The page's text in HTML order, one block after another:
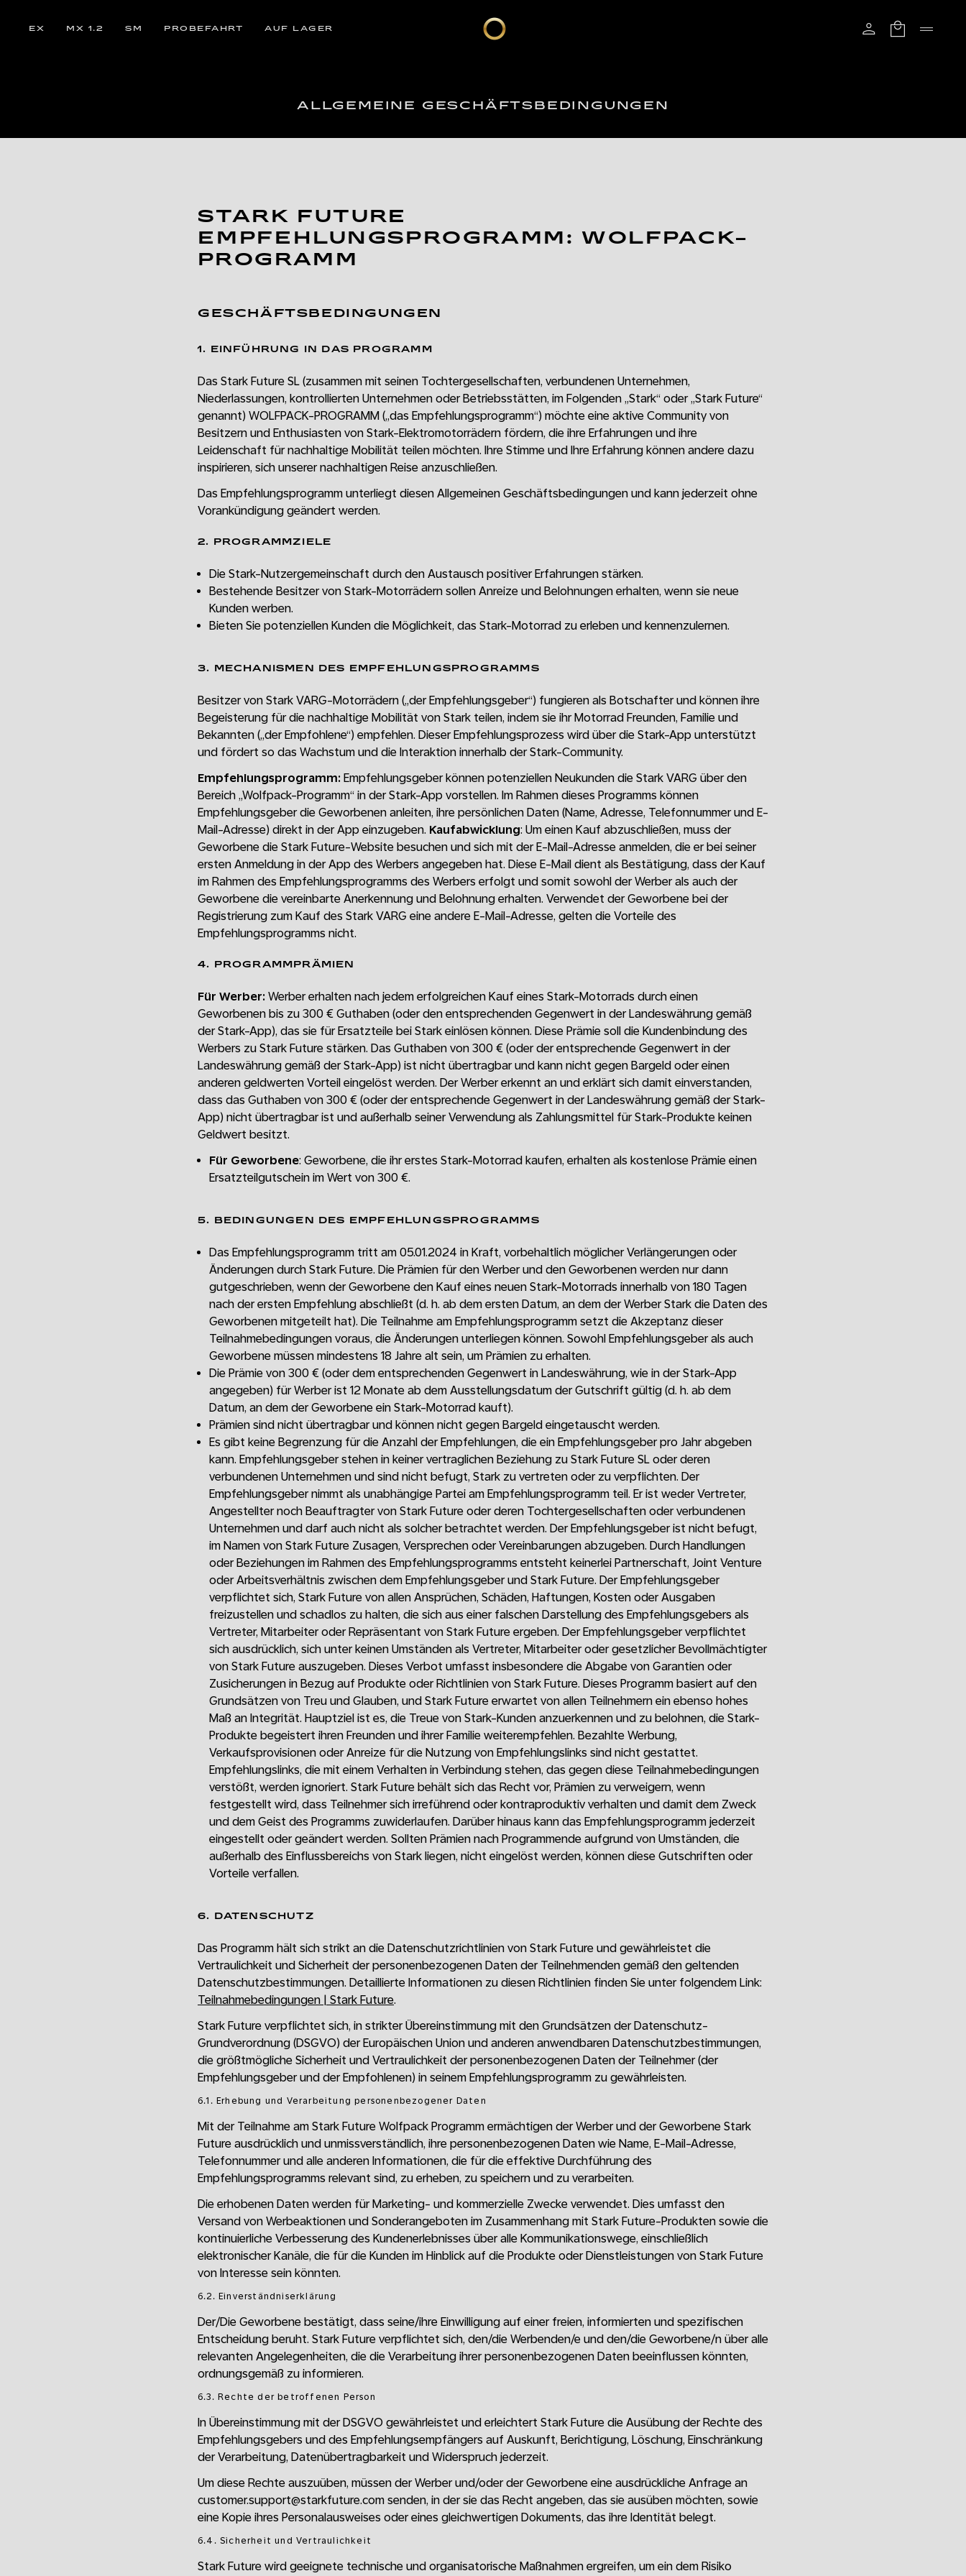
EX MX 1.2 SM PROBEFAHRT AUF LAGER
ALLGEMEINE GESCHÄFTSBEDINGUNGEN
STARK FUTURE
EMPFEHLUNGSPROGRAMM: WOLFPACK-
PROGRAMM
GESCHÄFTSBEDINGUNGEN
1. EINFÜHRUNG IN DAS PROGRAMM
Das Stark Future SL (zusammen mit seinen Tochtergesellschaften, verbundenen Unternehmen,
Niederlassungen, kontrollierten Unternehmen oder Betriebsstätten, im Folgenden „Stark“ oder „Stark Future“
genannt) WOLFPACK-PROGRAMM („das Empfehlungsprogramm“) möchte eine aktive Community von
Besitzern und Enthusiasten von Stark-Elektromotorrädern fördern, die ihre Erfahrungen und ihre
Leidenschaft für nachhaltige Mobilität teilen möchten. Ihre Stimme und Ihre Erfahrung können andere dazu
inspirieren, sich unserer nachhaltigen Reise anzuschließen.
Das Empfehlungsprogramm unterliegt diesen Allgemeinen Geschäftsbedingungen und kann jederzeit ohne
Vorankündigung geändert werden.
2. PROGRAMMZIELE
Die Stark-Nutzergemeinschaft durch den Austausch positiver Erfahrungen stärken.
Bestehende Besitzer von Stark-Motorrädern sollen Anreize und Belohnungen erhalten, wenn sie neue
Kunden werben.
Bieten Sie potenziellen Kunden die Möglichkeit, das Stark-Motorrad zu erleben und kennenzulernen.
3. MECHANISMEN DES EMPFEHLUNGSPROGRAMMS
Besitzer von Stark VARG-Motorrädern („der Empfehlungsgeber“) fungieren als Botschafter und können ihre
Begeisterung für die nachhaltige Mobilität von Stark teilen, indem sie ihr Motorrad Freunden, Familie und
Bekannten („der Empfohlene“) empfehlen. Dieser Empfehlungsprozess wird über die Stark-App unterstützt
und fördert so das Wachstum und die Interaktion innerhalb der Stark-Community.
Empfehlungsprogramm: Empfehlungsgeber können potenziellen Neukunden die Stark VARG über den
Bereich „Wolfpack-Programm“ in der Stark-App vorstellen. Im Rahmen dieses Programms können
Empfehlungsgeber die Geworbenen anleiten, ihre persönlichen Daten (Name, Adresse, Telefonnummer und E-
Mail-Adresse) direkt in der App einzugeben. Kaufabwicklung: Um einen Kauf abzuschließen, muss der
Geworbene die Stark Future-Website besuchen und sich mit der E-Mail-Adresse anmelden, die er bei seiner
ersten Anmeldung in der App des Werbers angegeben hat. Diese E-Mail dient als Bestätigung, dass der Kauf
im Rahmen des Empfehlungsprogramms des Werbers erfolgt und somit sowohl der Werber als auch der
Geworbene die vereinbarte Anerkennung und Belohnung erhalten. Verwendet der Geworbene bei der
Registrierung zum Kauf des Stark VARG eine andere E-Mail-Adresse, gelten die Vorteile des
Empfehlungsprogramms nicht.
4. PROGRAMMPRÄMIEN
Für Werber: Werber erhalten nach jedem erfolgreichen Kauf eines Stark-Motorrads durch einen
Geworbenen bis zu 300 € Guthaben (oder den entsprechenden Gegenwert in der Landeswährung gemäß
der Stark-App), das sie für Ersatzteile bei Stark einlösen können. Diese Prämie soll die Kundenbindung des
Werbers zu Stark Future stärken. Das Guthaben von 300 € (oder der entsprechende Gegenwert in der
Landeswährung gemäß der Stark-App) ist nicht übertragbar und kann nicht gegen Bargeld oder einen
anderen geldwerten Vorteil eingelöst werden. Der Werber erkennt an und erklärt sich damit einverstanden,
dass das Guthaben von 300 € (oder der entsprechende Gegenwert in der Landeswährung gemäß der Stark-
App) nicht übertragbar ist und außerhalb seiner Verwendung als Zahlungsmittel für Stark-Produkte keinen
Geldwert besitzt.
Für Geworbene: Geworbene, die ihr erstes Stark-Motorrad kaufen, erhalten als kostenlose Prämie einen
Ersatzteilgutschein im Wert von 300 €.
5. BEDINGUNGEN DES EMPFEHLUNGSPROGRAMMS
Das Empfehlungsprogramm tritt am 05.01.2024 in Kraft, vorbehaltlich möglicher Verlängerungen oder
Änderungen durch Stark Future. Die Prämien für den Werber und den Geworbenen werden nur dann
gutgeschrieben, wenn der Geworbene den Kauf eines neuen Stark-Motorrads innerhalb von 180 Tagen
nach der ersten Empfehlung abschließt (d. h. ab dem ersten Datum, an dem der Werber Stark die Daten des
Geworbenen mitgeteilt hat). Die Teilnahme am Empfehlungsprogramm setzt die Akzeptanz dieser
Teilnahmebedingungen voraus, die Änderungen unterliegen können. Sowohl Empfehlungsgeber als auch
Geworbene müssen mindestens 18 Jahre alt sein, um Prämien zu erhalten.
Die Prämie von 300 € (oder dem entsprechenden Gegenwert in Landeswährung, wie in der Stark-App
angegeben) für Werber ist 12 Monate ab dem Ausstellungsdatum der Gutschrift gültig (d. h. ab dem
Datum, an dem der Geworbene ein Stark-Motorrad kauft).
Prämien sind nicht übertragbar und können nicht gegen Bargeld eingetauscht werden.
Es gibt keine Begrenzung für die Anzahl der Empfehlungen, die ein Empfehlungsgeber pro Jahr abgeben
kann. Empfehlungsgeber stehen in keiner vertraglichen Beziehung zu Stark Future SL oder deren
verbundenen Unternehmen und sind nicht befugt, Stark zu vertreten oder zu verpflichten. Der
Empfehlungsgeber nimmt als unabhängige Partei am Empfehlungsprogramm teil. Er ist weder Vertreter,
Angestellter noch Beauftragter von Stark Future oder deren Tochtergesellschaften oder verbundenen
Unternehmen und darf auch nicht als solcher betrachtet werden. Der Empfehlungsgeber ist nicht befugt,
im Namen von Stark Future Zusagen, Versprechen oder Vereinbarungen abzugeben. Durch Handlungen
oder Beziehungen im Rahmen des Empfehlungsprogramms entsteht keinerlei Partnerschaft, Joint Venture
oder Arbeitsverhältnis zwischen dem Empfehlungsgeber und Stark Future. Der Empfehlungsgeber
verpflichtet sich, Stark Future von allen Ansprüchen, Schäden, Haftungen, Kosten oder Ausgaben
freizustellen und schadlos zu halten, die sich aus einer falschen Darstellung des Empfehlungsgebers als
Vertreter, Mitarbeiter oder Repräsentant von Stark Future ergeben. Der Empfehlungsgeber verpflichtet
sich ausdrücklich, sich unter keinen Umständen als Vertreter, Mitarbeiter oder gesetzlicher Bevollmächtigter
von Stark Future auszugeben. Dieses Verbot umfasst insbesondere die Abgabe von Garantien oder
Zusicherungen in Bezug auf Produkte oder Richtlinien von Stark Future. Dieses Programm basiert auf den
Grundsätzen von Treu und Glauben, und Stark Future erwartet von allen Teilnehmern ein ebenso hohes
Maß an Integrität. Hauptziel ist es, die Treue von Stark-Kunden anzuerkennen und zu belohnen, die Stark-
Produkte begeistert ihren Freunden und ihrer Familie weiterempfehlen. Bezahlte Werbung,
Verkaufsprovisionen oder Anreize für die Nutzung von Empfehlungslinks sind nicht gestattet.
Empfehlungslinks, die mit einem Verhalten in Verbindung stehen, das gegen diese Teilnahmebedingungen
verstößt, werden ignoriert. Stark Future behält sich das Recht vor, Prämien zu verweigern, wenn
festgestellt wird, dass Teilnehmer sich irreführend oder kontraproduktiv verhalten und damit dem Zweck
und dem Geist des Programms zuwiderlaufen. Darüber hinaus kann das Empfehlungsprogramm jederzeit
eingestellt oder geändert werden. Sollten Prämien nach Programmende aufgrund von Umständen, die
außerhalb des Einflussbereichs von Stark liegen, nicht eingelöst werden, können diese Gutschriften oder
Vorteile verfallen.
6. DATENSCHUTZ
Das Programm hält sich strikt an die Datenschutzrichtlinien von Stark Future und gewährleistet die
Vertraulichkeit und Sicherheit der personenbezogenen Daten der Teilnehmenden gemäß den geltenden
Datenschutzbestimmungen. Detaillierte Informationen zu diesen Richtlinien finden Sie unter folgendem Link:
Teilnahmebedingungen | Stark Future.
Stark Future verpflichtet sich, in strikter Übereinstimmung mit den Grundsätzen der Datenschutz-
Grundverordnung (DSGVO) der Europäischen Union und anderen anwendbaren Datenschutzbestimmungen,
die größtmögliche Sicherheit und Vertraulichkeit der personenbezogenen Daten der Teilnehmer (der
Empfehlungsgeber und der Empfohlenen) in seinem Empfehlungsprogramm zu gewährleisten.
6.1. Erhebung und Verarbeitung personenbezogener Daten
Mit der Teilnahme am Stark Future Wolfpack Programm ermächtigen der Werber und der Geworbene Stark
Future ausdrücklich und unmissverständlich, ihre personenbezogenen Daten wie Name, E-Mail-Adresse,
Telefonnummer und alle anderen Informationen, die für die effektive Durchführung des
Empfehlungsprogramms relevant sind, zu erheben, zu speichern und zu verarbeiten.
Die erhobenen Daten werden für Marketing- und kommerzielle Zwecke verwendet. Dies umfasst den
Versand von Werbeaktionen und Sonderangeboten im Zusammenhang mit Stark Future-Produkten sowie die
kontinuierliche Verbesserung des Kundenerlebnisses über alle Kommunikationswege, einschließlich
elektronischer Kanäle, die für die Kunden im Hinblick auf die Produkte oder Dienstleistungen von Stark Future
von Interesse sein könnten.
6.2. Einverständniserklärung
Der/Die Geworbene bestätigt, dass seine/ihre Einwilligung auf einer freien, informierten und spezifischen
Entscheidung beruht. Stark Future verpflichtet sich, den/die Werbenden/e und den/die Geworbene/n über alle
relevanten Angelegenheiten, die die Verarbeitung ihrer personenbezogenen Daten beeinflussen könnten,
ordnungsgemäß zu informieren.
6.3. Rechte der betroffenen Person
In Übereinstimmung mit der DSGVO gewährleistet und erleichtert Stark Future die Ausübung der Rechte des
Empfehlungsgebers und des Empfehlungsempfängers auf Auskunft, Berichtigung, Löschung, Einschränkung
der Verarbeitung, Datenübertragbarkeit und Widerspruch jederzeit.
Um diese Rechte auszuüben, müssen der Werber und/oder der Geworbene eine ausdrückliche Anfrage an
customer.support@starkfuture.com senden, in der sie das Recht angeben, das sie ausüben möchten, sowie
eine Kopie ihres Personalausweises oder eines gleichwertigen Dokuments, das ihre Identität belegt.
6.4. Sicherheit und Vertraulichkeit
Stark Future wird geeignete technische und organisatorische Maßnahmen ergreifen, um ein dem Risiko